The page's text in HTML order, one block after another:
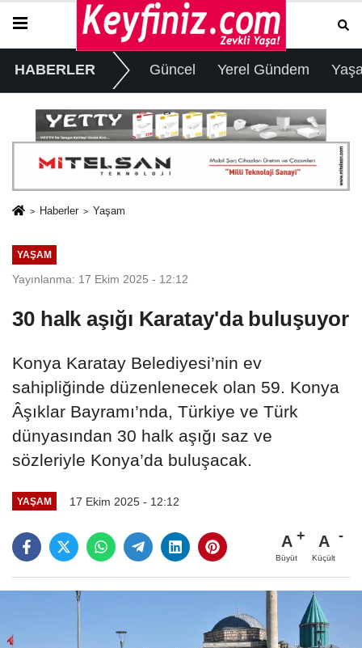
HABERLER Güncel Yerel Gündem
Haberler Yaşam
YAŞAM
Yayınlanma: 17 Ekim 2025 - 12:12
30 halk aşığı Karatay'da buluşuyor
Konya Karatay Belediyesi’nin ev
sahipliğinde düzenlenecek olan 59. Konya
Âşıklar Bayramı’nda, Türkiye ve Türk
dünyasından 30 halk aşığı saz ve
sözleriyle Konya’da buluşacak.
YAŞAM 17 Ekim 2025 - 12:12
A
Büyüt
A
Küçült